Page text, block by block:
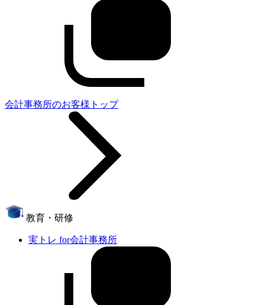
会計事務所のお客様トップ
教育・研修
実トレ for会計事務所